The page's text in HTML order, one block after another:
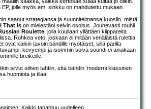
jolle myös em. sinkku on mahdutettu mukaan.
saanut strategiansa ja suunnitelmansa kuosiin, mistä
That Is on mielestäni selvin osoitus. Jouhevasti rouhii
Roulette , jolla kuullaan yllättäen kiippareita
Rohkea veto, joskaan ei mitään venäläistä rulettia
ovat kaikin tavoin bändille myötäiset, sillä parilla
kevyempi ja isommin soiva soundi ei ainakaan
breikeille.
siivut siihen tahtiin, että bändin ’moderni klassinen
huomiota ja tilaa.